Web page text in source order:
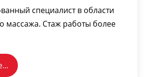
специалист в области
массажа. Стаж работы более